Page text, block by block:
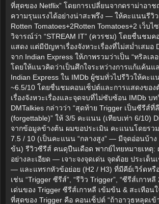
ที่สุดของ Netflix” โดยการเปลี่ยนจากดราม่าอา
ความรุนแรงได้อย่างน่าสะพรึง — ให้คะแนนรีวิว
Rotten Tomatoes+2Rotten Tomatoes+2 เว็บไ
วิจารณ์ว่า “STREAM IT” (ควรชม) โดยชื่นชมค
แสดง แต่มีปัญหาเรื่องจังหวะเรื่องที่ไม่สม่ำเสมอ
จาก Indian Express ให้ภาพรวมว่าเป็น “ทริลเล
โดยให้แนวคิดว่าเป็นศึกใจระหว่างการแก้แค้นแ
Indian Express ใน IMDb ผู้ชมทั่วไปรีวิวให้คะแ
~6.5/10 โดยชื่นชมคอนเซ็ปต์และการแสดงของ
เรื่องจังหวะเรื่องและจุดจบที่ไม่ซับซ้อน IMDb บ
DMTalkies กล่าวว่า “สุดท้าย Trigger เป็นซีรีส์ที่
(forgettable)” ให้ 3/5 คะแนน (เทียบเท่า 6/10)
จากข้อมูลข้างต้น ผมขอประเมิน คะแนนโดยรว
7.5 / 10 (เป็นคะแนน “กลางสูง” — มีจุดอ่อนบ้า
ข้น) รีวิวซีรีส์ คนดุปืนเดือด พากย์ไทยหมายเหตุ:
อย่างละเอียด — เจาะจงจุดเด่น จุดด้อย ประเด็น
— และแทรกหัวข้อย่อย (H2 / H3) ที่มีคีย์เวิร์ดหรื
เช่น “Trigger ซีรีส์”, “รีวิว Trigger”, “ซีรีส์เกาห
เด่นของ Trigger ซีรีส์เกาหลี เข้มข้น & สะเทือน
ที่สุดของ Trigger คือ คอนเซ็ปต์ “ถ้าอาวุธหลุดเ